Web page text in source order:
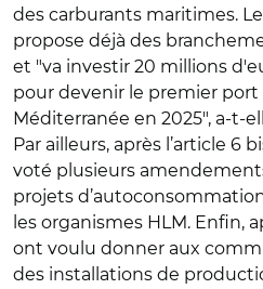
des carburants maritimes.
propose déjà des
et "va investir 20 millions
pour devenir le premier port
Méditerranée en 2025", a-t-
Par ailleurs, après l’article 6
voté plusieurs
projets
les organismes HLM. Enfin,
ont voulu donner aux
des installations de